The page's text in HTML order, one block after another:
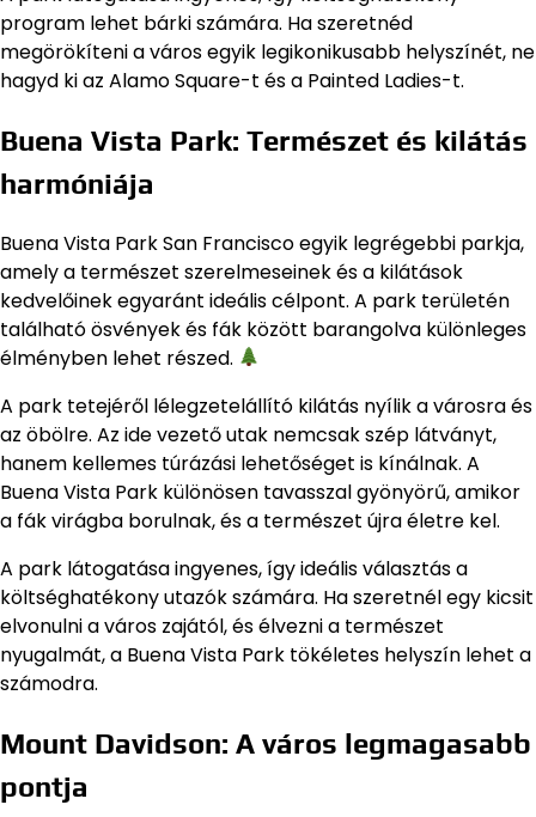
program lehet bárki számára. Ha szeretnéd
megörökíteni a város egyik legikonikusabb helyszínét, ne
hagyd ki az Alamo Square-t és a Painted Ladies-t.
Buena Vista Park: Természet és kilátás
harmóniája
Buena Vista Park San Francisco egyik legrégebbi parkja,
amely a természet szerelmeseinek és a kilátások
kedvelőinek egyaránt ideális célpont. A park területén
található ösvények és fák között barangolva különleges
élményben lehet részed.
A park tetejéről lélegzetelállító kilátás nyílik a városra és
az öbölre. Az ide vezető utak nemcsak szép látványt,
hanem kellemes túrázási lehetőséget is kínálnak. A
Buena Vista Park különösen tavasszal gyönyörű, amikor
a fák virágba borulnak, és a természet újra életre kel.
A park látogatása ingyenes, így ideális választás a
költséghatékony utazók számára. Ha szeretnél egy kicsit
elvonulni a város zajától, és élvezni a természet
nyugalmát, a Buena Vista Park tökéletes helyszín lehet a
számodra.
Mount Davidson: A város legmagasabb
pontja